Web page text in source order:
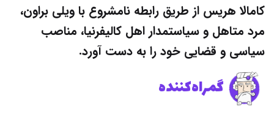
کامالا هریس از طریق رابطه‌ نامشروع با ویلی براون،
مرد متاهل و سیاستمدار اهل کالیفرنیا، مناصب
سیاسی و قضایی خود را به دست آورد.
گمراه‌کننده